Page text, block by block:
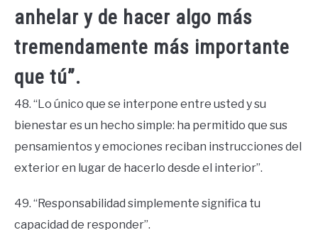
anhelar y de hacer algo más
tremendamente más importante
que tú”.
48. “Lo único que se interpone entre usted y su
bienestar es un hecho simple: ha permitido que sus
pensamientos y emociones reciban instrucciones del
exterior en lugar de hacerlo desde el interior”.
49. “Responsabilidad simplemente significa tu
capacidad de responder”.